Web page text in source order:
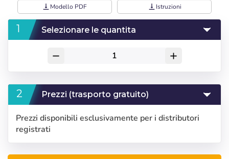
vertical_align_bottom Modello PDF vertical_align_bottom Istruzioni
Selezionare le quantita
remove add
Prezzi (trasporto gratuito)
Prezzi disponibili esclusivamente per i distributori
registrati